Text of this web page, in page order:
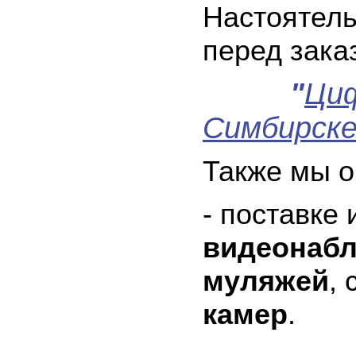
перед
"
Также мы
- поставке
муляжей,
камер.